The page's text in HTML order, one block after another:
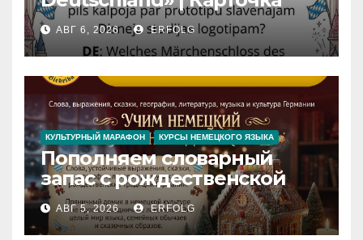
№46
Замок вдохновения
Iedvesmas pils / Schloss der
Inspiration
АВГ 6, 2026 ERFOLG
КУЛЬТУРНЫЙ МАРАФОН КУРСЫ НЕМЕЦКОГО ЯЗЫКА
Пополняем словарный
запас с рождественской
сказкой! Учим немецкий
вместе с Lebkuchenhaus
АВГ 5, 2026 ERFOLG